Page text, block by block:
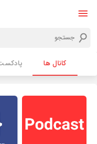
کانال ها